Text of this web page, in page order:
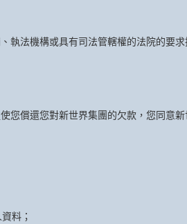
執法機構或具有司法管轄權的法院的要
您償還您對新世界集團的欠款，您同意
料；